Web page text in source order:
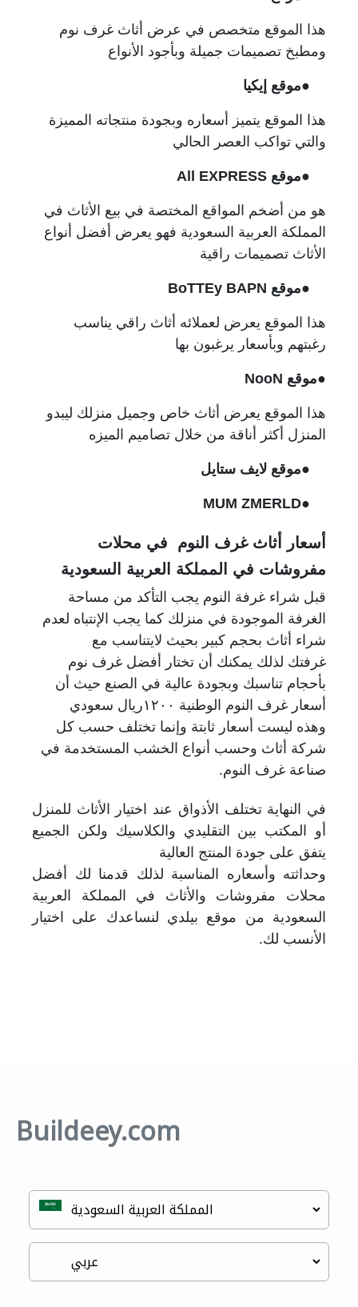
هذا الموقع متخصص في عرض أثاث غرف نوم
ومطبخ تصميمات جميلة وبأجود الأنواع
●موقع إيكيا
هذا الموقع يتميز أسعاره وبجودة منتجاته المميزة
والتي تواكب العصر الحالي
●موقع All EXPRESS
هو من أضخم المواقع المختصة في بيع الأثاث في
المملكة العربية السعودية فهو يعرض أفضل أنواع
الأثاث تصميمات راقية
●موقع BoTTEy BAPN
هذا الموقع يعرض لعملائه أثاث راقي يناسب
رغبتهم وبأسعار يرغبون بها
●موقع NooN
هذا الموقع يعرض أثاث خاص وجميل منزلك ليبدو
المنزل أكثر أناقة من خلال تصاميم الميزه
●موقع لايف ستايل
●MUM ZMERLD
أسعار أثاث غرف النوم في محلات
مفروشات في المملكة العربية السعودية
قبل شراء غرفة النوم يجب التأكد من مساحة
الغرفة الموجودة في منزلك كما يجب الإنتباه لعدم
شراء أثاث بحجم كبير بحيث لايتناسب مع
غرفتك لذلك يمكنك أن تختار أفضل غرف نوم
بأحجام تناسبك وبجودة عالية في الصنع حيث أن
أسعار غرف النوم الوطنية ١٢٠٠ريال سعودي
وهذه ليست أسعار ثابتة وإنما تختلف حسب كل
شركة أثاث وحسب أنواع الخشب المستخدمة في
صناعة غرف النوم.
في النهاية تختلف الأذواق عند اختيار الأثاث للمنزل
أو المكتب بين التقليدي والكلاسيك ولكن الجميع
يتفق على جودة المنتج العالية
وحداثته وأسعاره المناسبة لذلك قدمنا لك أفضل
محلات مفروشات والأثاث في المملكة العربية
السعودية من موقع بيلدي لنساعدك على اختيار
الأنسب لك.
Buildeey.com